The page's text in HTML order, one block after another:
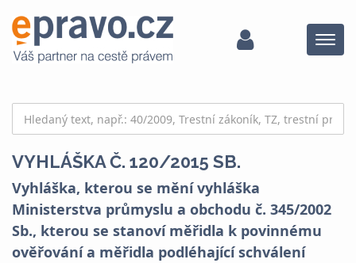
Menu
VYHLÁŠKA Č. 120/2015 SB.
Vyhláška, kterou se mění vyhláška
Ministerstva průmyslu a obchodu č. 345/2002
Sb., kterou se stanoví měřidla k povinnému
ověřování a měřidla podléhající schválení